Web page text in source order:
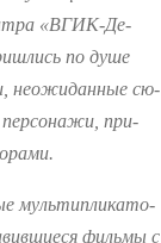
«ВГИК-Де­
по ду­ше
не­ожи­дан­ные сю­
при­
муль­тип­ли­като­
филь­мы с